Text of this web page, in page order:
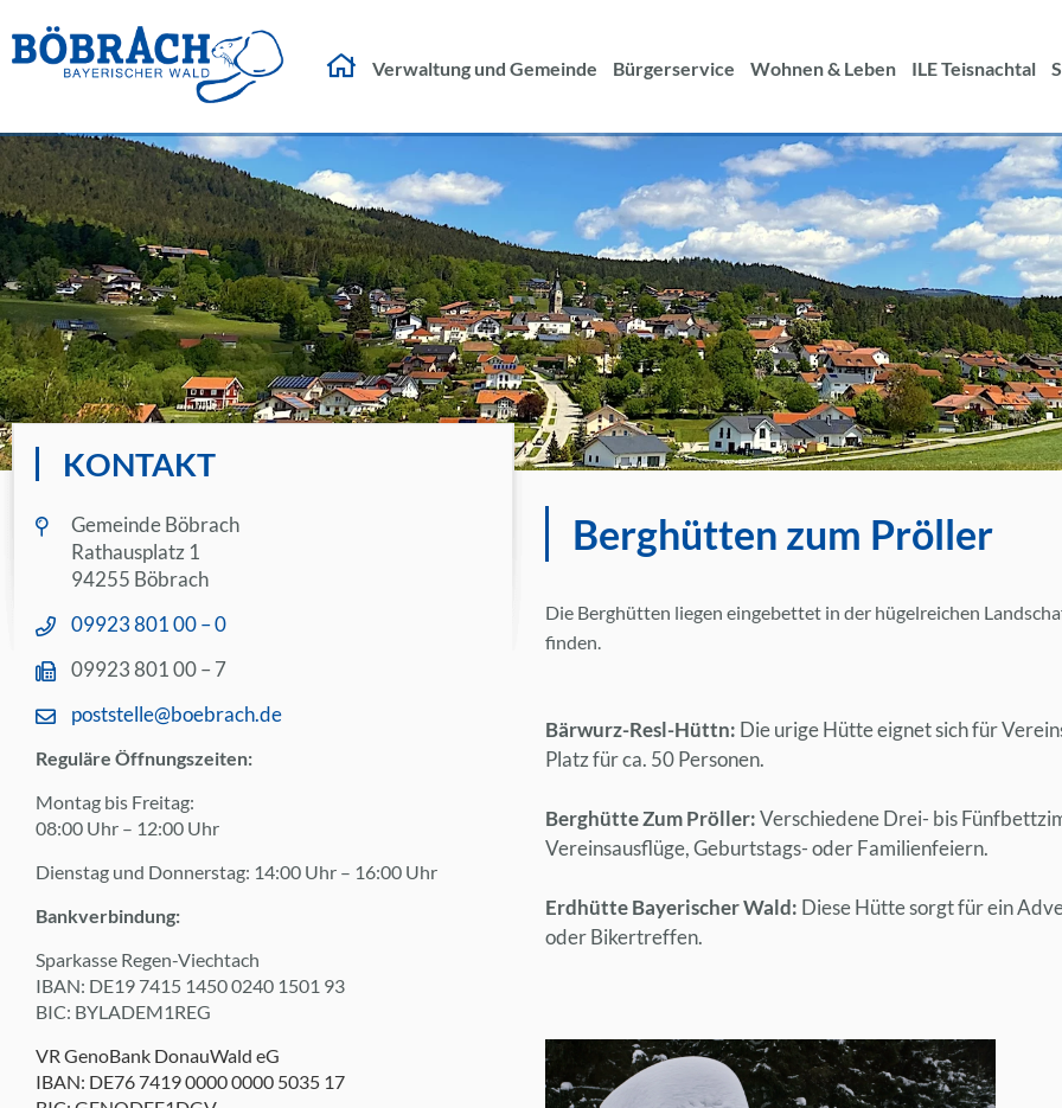
Verwaltung und Gemeinde Bürgerservice Wohnen & Leben ILE Teisnachtal
nach:
Berghütten zum Pröller
Die Berghütten liegen eingebettet in der hügelreichen
finden.
Bärwurz-Resl-Hüttn: Die urige Hütte eignet sich für
Platz für ca. 50 Personen.
Berghütte Zum Pröller:Verschiedene Drei- bis
Vereinsausflüge, Geburtstags- oder Familienfeiern.
Erdhütte Bayerischer Wald: Diese Hütte sorgt für ein
oder Bikertreffen.
KONTAKT
Gemeinde Böbrach
Rathausplatz 1
94255 Böbrach
09923 801 00 – 0
09923 801 00 – 7
poststelle@boebrach.de
Reguläre Öffnungszeiten:
Montag bis Freitag:
08:00 Uhr – 12:00 Uhr
Dienstag und Donnerstag: 14:00 Uhr – 16:00 Uhr
Bankverbindung:
Sparkasse Regen-Viechtach
IBAN: DE19 7415 1450 0240 1501 93
BIC: BYLADEM1REG
VR GenoBank DonauWald eG
IBAN: DE76 7419 0000 0000 5035 17